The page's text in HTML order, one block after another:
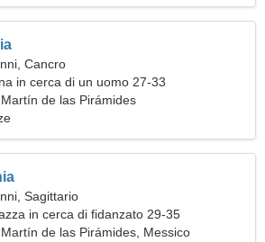
Cancro
in cerca di un uomo 27-33
de las Pirámides
Sagittario
in cerca di fidanzato 29-35
de las Pirámides, Messico